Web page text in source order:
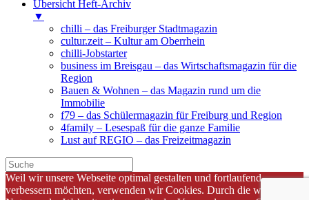
Übersicht Heft-Archiv
▼
chilli – das Freiburger Stadtmagazin
cultur.zeit – Kultur am Oberrhein
chilli-Jobstarter
business im Breisgau – das Wirtschaftsmagazin für die
Region
Bauen & Wohnen – das Magazin rund um die
Immobilie
f79 – das Schülermagazin für Freiburg und Region
4family – Lesespaß für die ganze Familie
Lust auf REGIO – das Freizeitmagazin
Weil wir unsere Webseite optimal gestalten und fortlaufend
verbessern möchten, verwenden wir Cookies. Durch die weitere